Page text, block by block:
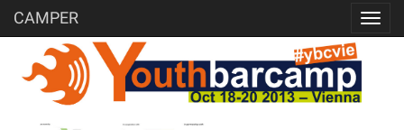
CAMPER